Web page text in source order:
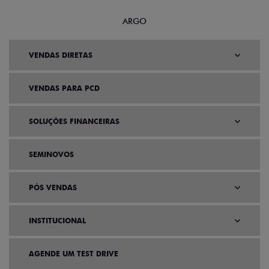
ARGO
VENDAS DIRETAS
VENDAS PARA PCD
SOLUÇÕES FINANCEIRAS
SEMINOVOS
PÓS VENDAS
INSTITUCIONAL
AGENDE UM TEST DRIVE